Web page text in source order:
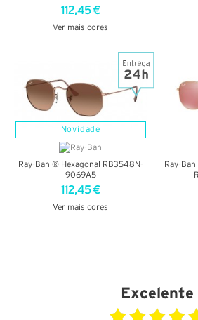
112,45 €
Ver mais cores
Novidade
Ray-Ban ® Hexagonal RB3548N-
9069A5
112,45 €
Ver mais cores
Ray-
Excelente